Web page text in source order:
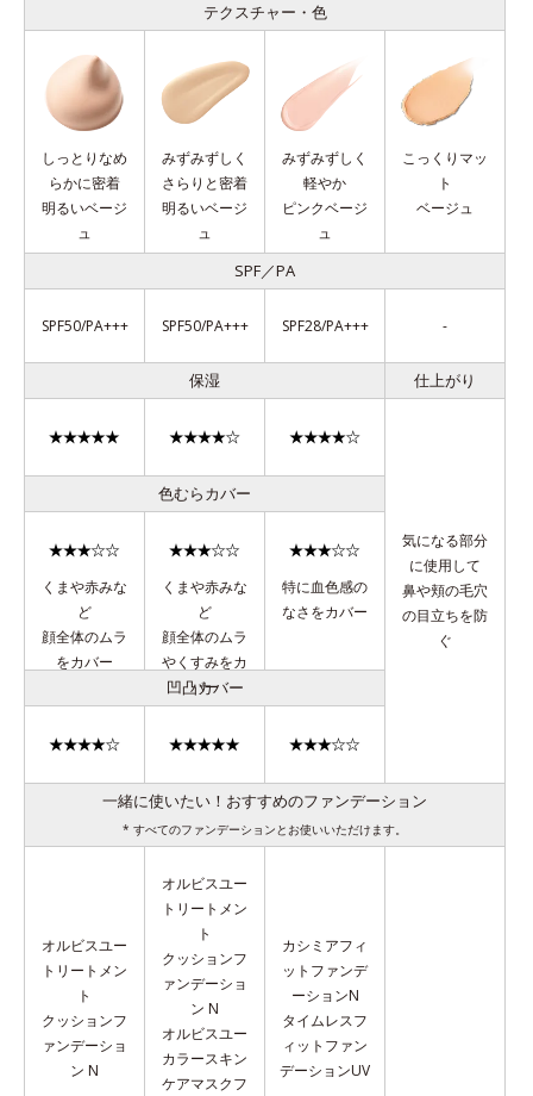
テクスチャー・色
しっとりなめ
らかに密着
明るいベージ
ュ
みずみずしく
さらりと密着
明るいベージ
ュ
みずみずしく
軽やか
ピンクベージ
ュ
こっくりマッ
ト
ベージュ
SPF／PA
SPF50/PA+++ SPF50/PA+++ SPF28/PA+++ -
保湿 仕上がり
気になる部分
に使用して
鼻や頬の毛穴
の目立ちを防
ぐ
色むらカバー
くまや赤みな
ど
顔全体のムラ
をカバー
くまや赤みな
ど
顔全体のムラ
やくすみをカ
バー
特に血色感の
なさをカバー
凹凸カバー
一緒に使いたい！おすすめのファンデーション
* すべてのファンデーションとお使いいただけます。
オルビスユー
トリートメン
ト
クッションフ
ァンデーショ
ン N
オルビスユー
トリートメン
ト
クッションフ
ァンデーショ
ン N
オルビスユー
カラースキン
ケアマスクフ
カシミアフィ
ットファンデ
ーションN
タイムレスフ
ィットファン
デーションUV